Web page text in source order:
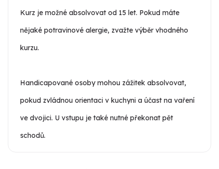
Kurz je možné absolvovat od 15 let. Pokud máte
nějaké potravinové alergie, zvažte výběr vhodného
kurzu.
Handicapované osoby mohou zážitek absolvovat,
pokud zvládnou orientaci v kuchyni a účast na vaření
ve dvojici. U vstupu je také nutné překonat pět
schodů.